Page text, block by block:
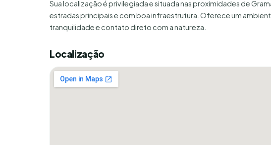
Sua localização é privilegiada e situada nas proximidades de
estradas principais e com boa infraestrutura. Oferece um
tranquilidade e contato direto com a natureza.
Localização